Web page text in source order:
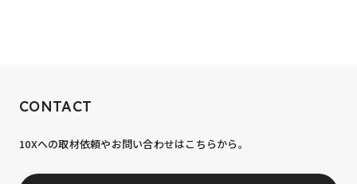
あなたの力が、必要です。
CONTACT
10Xへの取材依頼やお問い合わせはこちらから。